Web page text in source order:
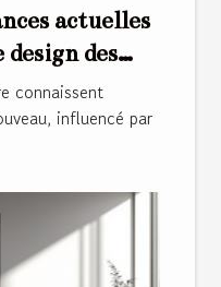
actuelles
des
?
connaissent
influencé par